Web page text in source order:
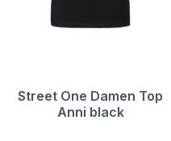
Street One Damen Top
Anni black